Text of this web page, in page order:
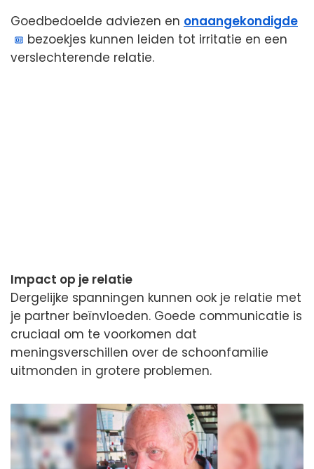
Goedbedoelde adviezen en onaangekondigde
bezoekjes kunnen leiden tot irritatie en een
verslechterende relatie.
Impact op je relatie
Dergelijke spanningen kunnen ook je relatie met
je partner beïnvloeden. Goede communicatie is
cruciaal om te voorkomen dat
meningsverschillen over de schoonfamilie
uitmonden in grotere problemen.